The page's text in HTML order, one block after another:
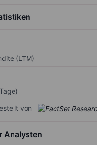
(LTM)
von
Analysten